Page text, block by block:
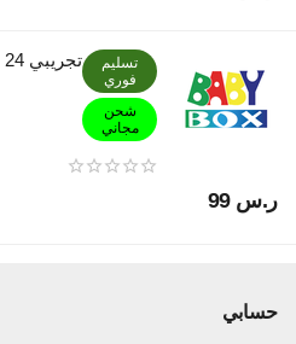
تسليم
فوري
شحن
مجاني
تجريبي 24 ساعة
‍99‍ ر.س
حسابي